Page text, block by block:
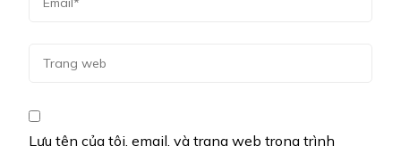
Lưu tên của tôi, email, và trang web trong trình